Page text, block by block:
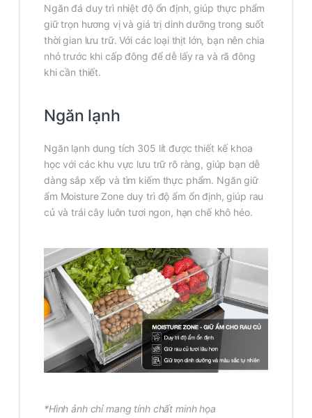
Ngăn đá duy trì nhiệt độ ổn định, giúp thực phẩm
giữ trọn hương vị và giá trị dinh dưỡng trong suốt
thời gian lưu trữ. Với các loại thịt lớn, bạn nên chia
nhỏ trước khi cấp đông để dễ lấy ra và rã đông
khi cần thiết.
Ngăn lạnh
Ngăn lạnh dung tích 305 lít được thiết kế khoa
học với các khu vực lưu trữ rõ ràng, giúp bạn dễ
dàng sắp xếp và tìm kiếm thực phẩm. Ngăn giữ
ẩm Moisture Zone duy trì độ ẩm ổn định, giúp rau
củ và trái cây luôn tươi ngon, hạn chế khô héo.
*Hình ảnh chỉ mang tính chất minh họa